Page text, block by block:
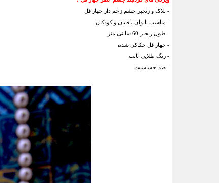
- پلاک و زنجیر چشم زخم دار چهار قل
- مناسب بانوان ،آقایان و کودکان
- طول زنجیر 60 سانتی متر
- چهار قل حکاکی شده
- رنگ طلایی ثابت
- ضد حساسیت